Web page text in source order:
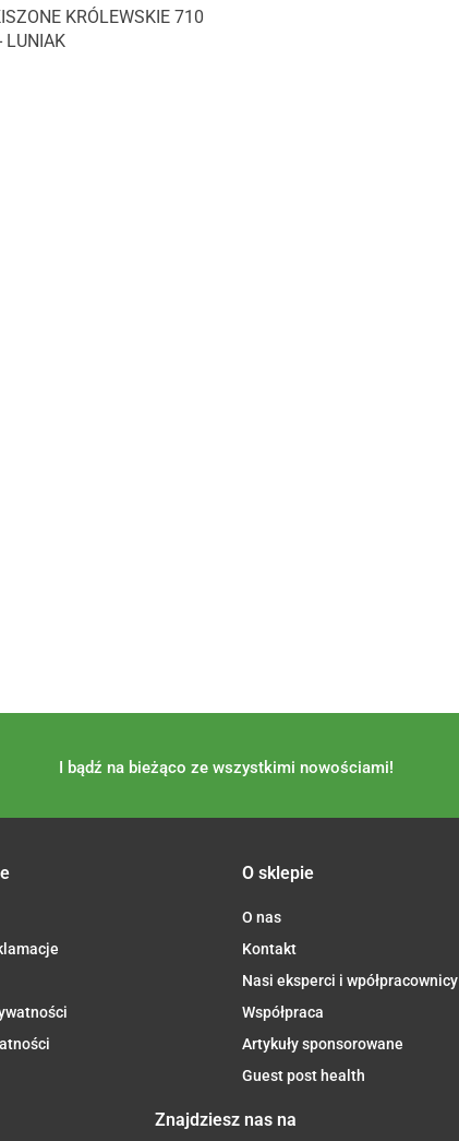
KRÓLEWSKIE 710
LUNIAK
I bądź na bieżąco ze wszystkimi nowościami!
O sklepie
O nas
Kontakt
Nasi eksperci i wpółpracownicy
Współpraca
Artykuły sponsorowane
Guest post health
Znajdziesz nas na